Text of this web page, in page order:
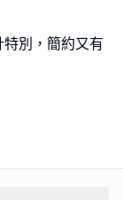
別，簡約又有